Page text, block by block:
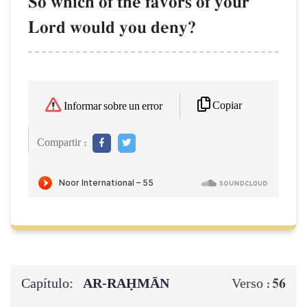
Lord would you deny?
Informar sobre un error Copiar
Compartir :
Capítulo: AR-RAḤMĀN Verso : 56